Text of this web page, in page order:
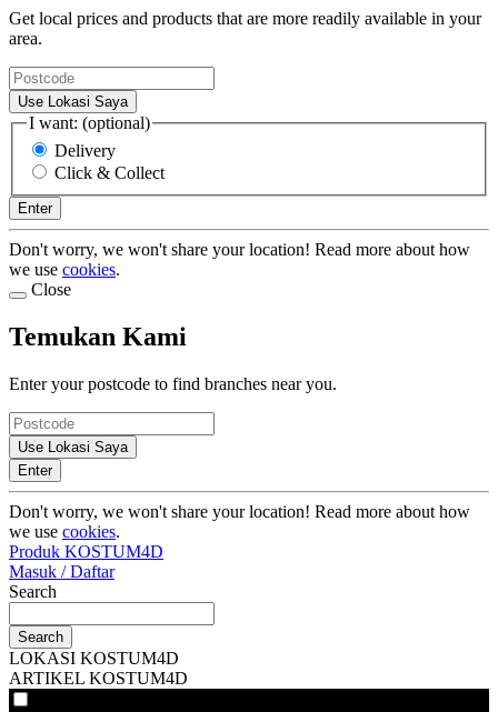
Get local prices and products that are more readily available in your
area.
Use Lokasi Saya
I want: (optional)
Delivery
Click & Collect
Enter
Don't worry, we won't share your location! Read more about how
we use cookies.
Close
Temukan Kami
Enter your postcode to find branches near you.
Use Lokasi Saya
Enter
Don't worry, we won't share your location! Read more about how
we use cookies.
Produk KOSTUM4D
Masuk / Daftar
Search
Search
LOKASI KOSTUM4D
ARTIKEL KOSTUM4D